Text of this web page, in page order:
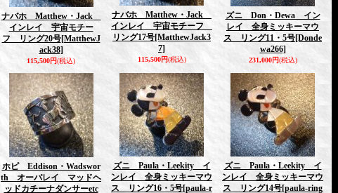
ナバホ Matthew・Jack
インレイ 宇宙モチー
フ リング20号[MatthewJ
ack38]
115,500円(税込)
ナバホ Matthew・Jack
インレイ 宇宙モチーフ
リング17号[MatthewJack3
7]
115,500円(税込)
ズニ Don・Dewa イン
レイ 全身ミッキーマウ
ス リング11・5号[Donde
wa266]
231,000円(税込)
ホピ Eddison・Wadswor
th オーバレイ マッドヘ
ッドカチーナダンサーetc
ズニ Paula・Leekity イ
ンレイ 全身ミッキーマウ
ス リング16・5号[paula-r
ズニ Paula・Leekity イ
ンレイ 全身ミッキーマウ
ス リング14号[paula-ring